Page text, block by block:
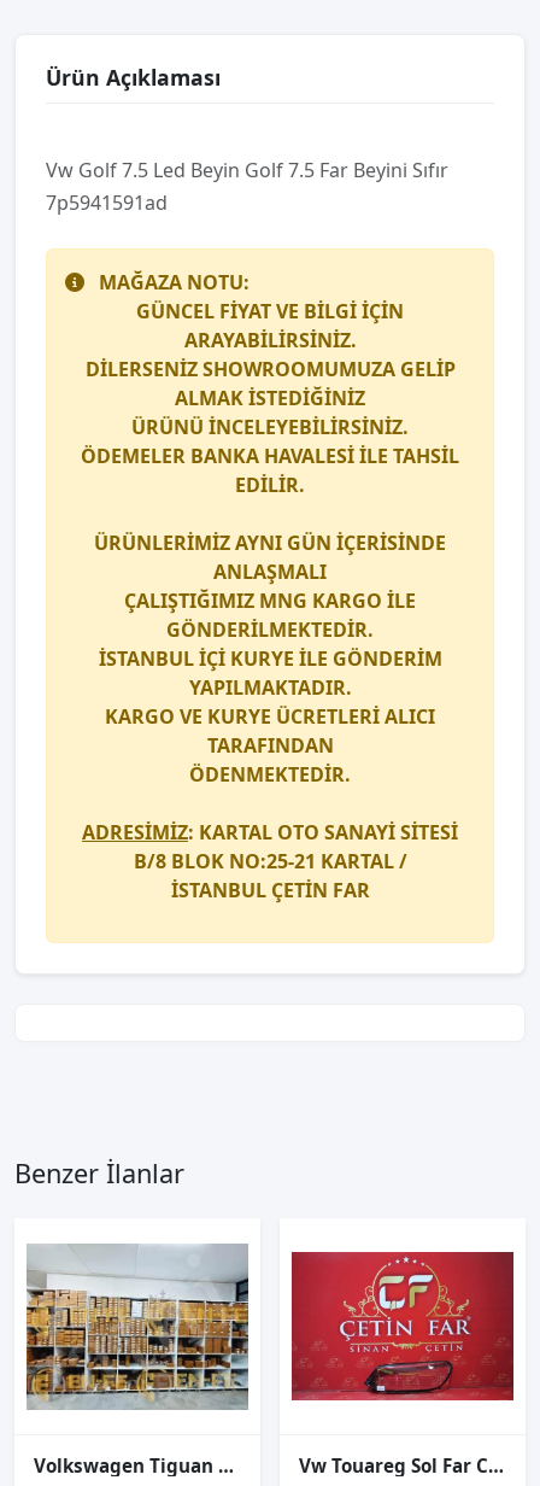
Ürün Açıklaması
Vw Golf 7.5 Led Beyi̇n Golf 7.5 Far Beyi̇ni̇ Sıfır
7p5941591ad
MAĞAZA NOTU:
GÜNCEL FİYAT VE BİLGİ İÇİN
ARAYABİLİRSİNİZ.
DİLERSENİZ SHOWROOMUMUZA GELİP
ALMAK İSTEDİĞİNİZ
ÜRÜNÜ İNCELEYEBİLİRSİNİZ.
ÖDEMELER BANKA HAVALESİ İLE TAHSİL
EDİLİR.
ÜRÜNLERİMİZ AYNI GÜN İÇERİSİNDE
ANLAŞMALI
ÇALIŞTIĞIMIZ MNG KARGO İLE
GÖNDERİLMEKTEDİR.
İSTANBUL İÇİ KURYE İLE GÖNDERİM
YAPILMAKTADIR.
KARGO VE KURYE ÜCRETLERİ ALICI
TARAFINDAN
ÖDENMEKTEDİR.
ADRESİMİZ: KARTAL OTO SANAYİ SİTESİ
B/8 BLOK NO:25-21 KARTAL /
İSTANBUL ÇETİN FAR
Benzer İlanlar
Volkswagen Tiguan Led Far Modülü – 5NA998478A Vw Touareg Sol Far Cami